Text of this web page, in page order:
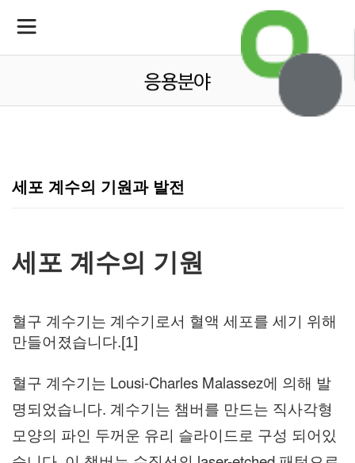
세포 계수의 기원과 발전
세포 계수의 기원
혈구 계수기는 계수기로서 혈액 세포를 세기 위해
만들어졌습니다.[1]
혈구 계수기는 Lousi-Charles Malassez에 의해 발
명되었습니다. 계수기는 챔버를 만드는 직사각형
모양의 파인 두꺼운 유리 슬라이드로 구성 되어있